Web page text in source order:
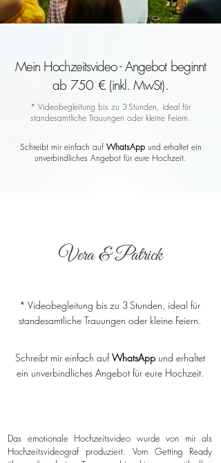
Mein Hochzeitsvideo - Angebot beginnt
ab 750 € (inkl. MwSt).
* Videobegleitung bis zu 3 Stunden, ideal für
standesamtliche Trauungen oder kleine Feiern.
Schreibt mir einfach auf WhatsAppund erhaltet ein
unverbindliches Angebot für eure Hochzeit.
Vera & Patrick
* Videobegleitung bis zu 3 Stunden, ideal für
standesamtliche Trauungen oder kleine Feiern.
Schreibt mir einfach aufWhatsAppund erhaltet
ein unverbindliches Angebot für eure Hochzeit.
Das emotionale Hochzeitsvideo wurde von mir als
Hochzeitsvideograf produziert. Vom Getting Ready